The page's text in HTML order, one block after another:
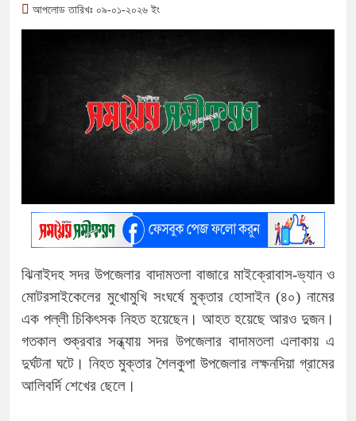
আপলোড তারিখঃ ০৯-০১-২০২৬ ইং
ঝিনাইদহ সদর উপজেলার বাদামতলা বাজারে মাইক্রোবাস-ভ্যান ও
মোটরসাইকেলের মুখোমুখি সংঘর্ষে মুক্তার হোসাইন (৪০) নামের
এক পল্লী চিকিৎসক নিহত হয়েছেন। আহত হয়েছে আরও দুজন।
গতকাল শুক্রবার সন্ধ্যায় সদর উপজেলার বাদামতলা এলাকায় এ
দুর্ঘটনা ঘটে। নিহত মুক্তার শৈলকুপা উপজেলার লক্ষনদিয়া গ্রামের
আলিবর্দি শেখের ছেলে।